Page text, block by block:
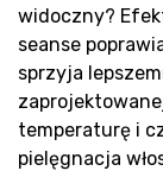
widoczny?
seanse
sprzyja
temperaturę i
pielęgnacja